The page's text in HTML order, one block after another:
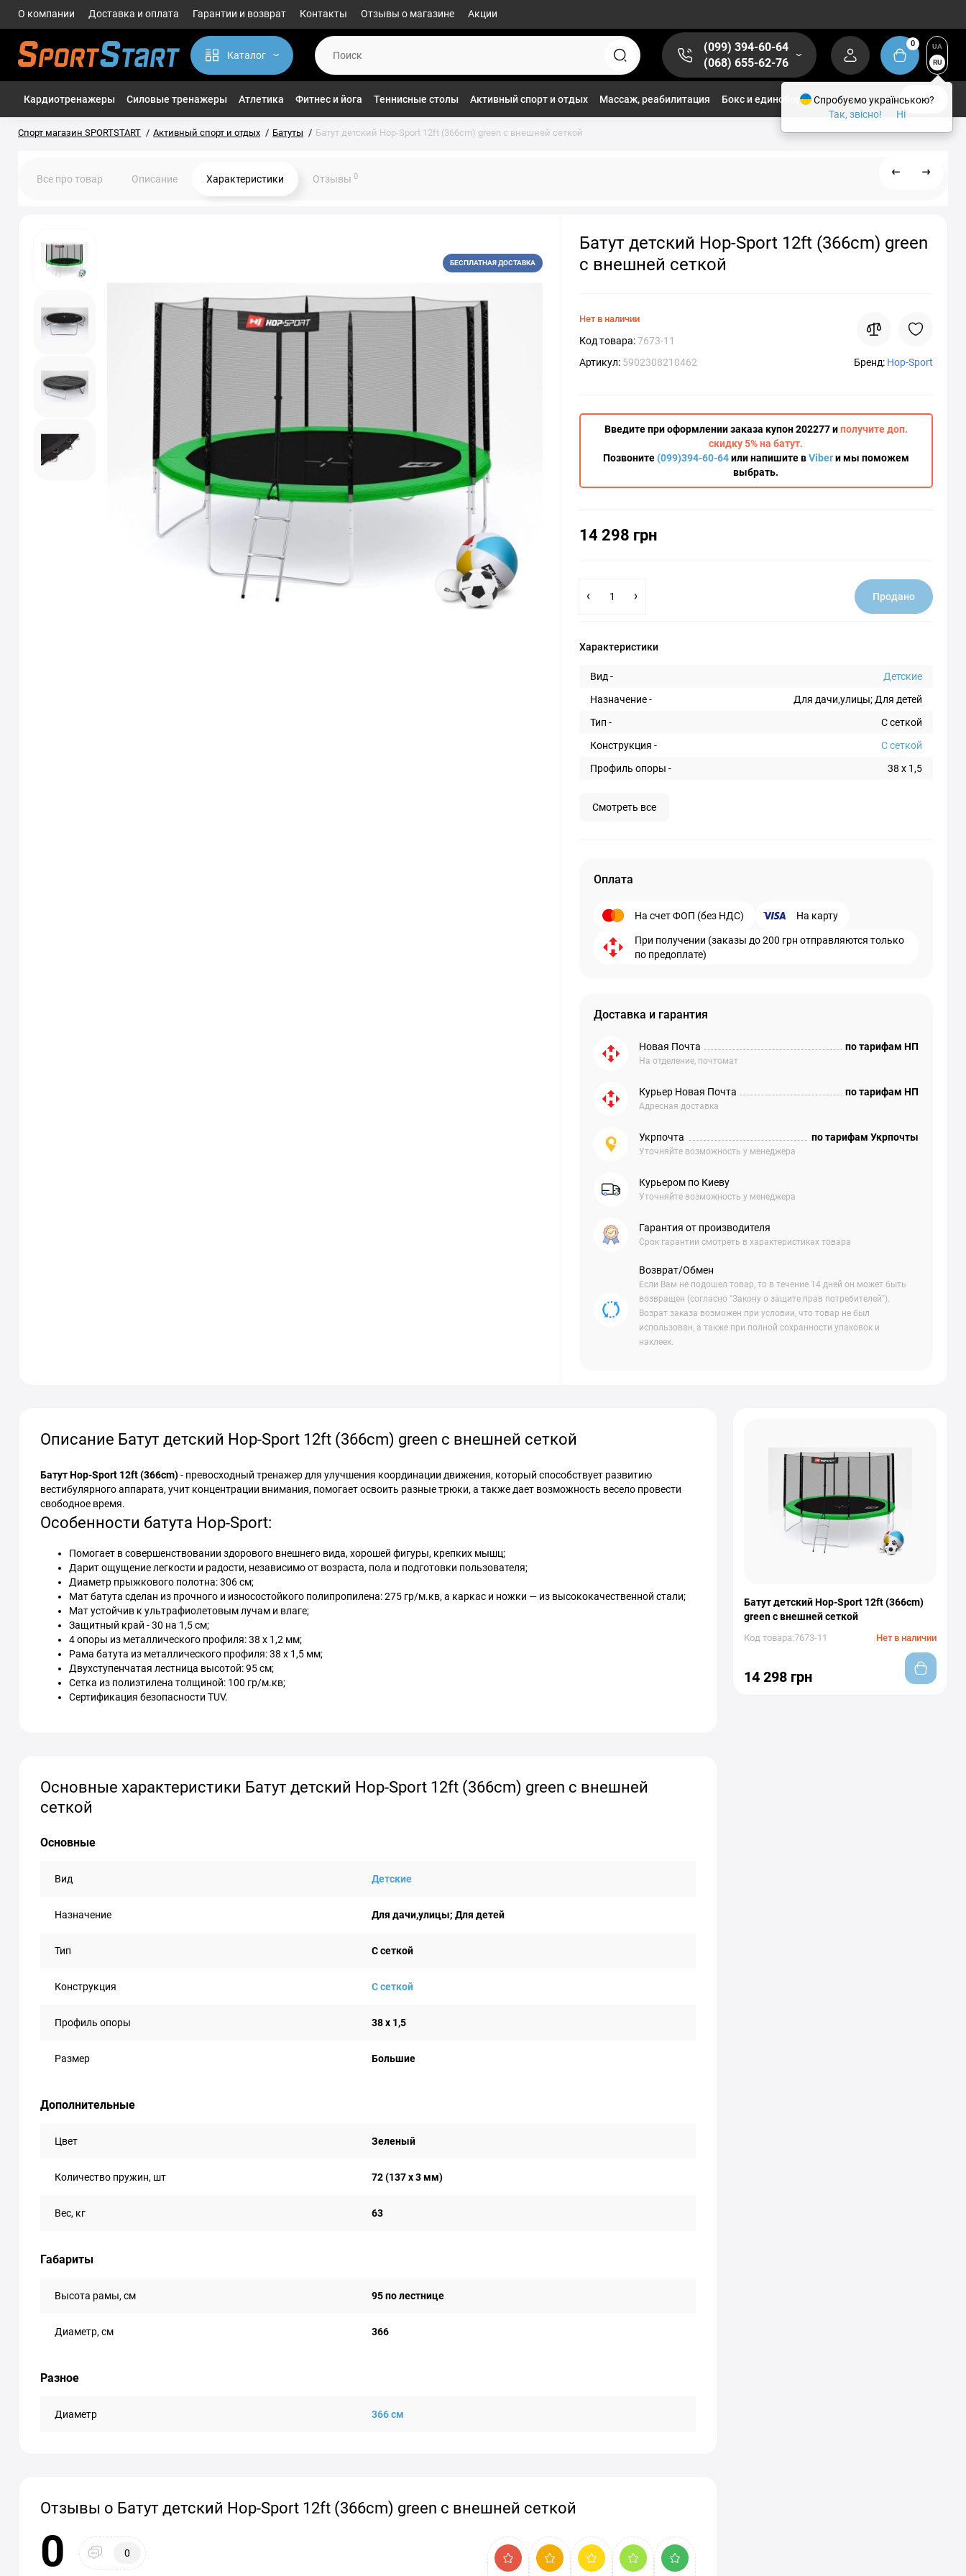
О компании Доставка и оплата Гарантии и возврат Контакты Отзывы о магазине Акции
Каталог
(099) 394-60-64
(068) 655-62-76
0
UA
RU
Кардиотренажеры Силовые тренажеры Атлетика Фитнес и йога Теннисные столы Активный спорт и отдых Массаж, реабилитация Бокс и единоборства 1/2
Спорт магазин SPORTSTART Активный спорт и отдых Батуты Батут детский Hop-Sport 12ft (366cm) green с внешней сеткой
Все про товар Описание Характеристики Отзывы 0
БЕСПЛАТНАЯ ДОСТАВКА
Батут детский Hop-Sport 12ft (366cm) green
с внешней сеткой
Нет в наличии
Код товара:7673-11
Артикул: 5902308210462 Бренд: Hop-Sport
Введите при оформлении заказа купон 202277 иполучите доп.
скидку 5% на батут.
Позвоните(099)394-60-64или напишите вViberи мы поможем
выбрать.
14 298 грн
Продано
Характеристики
Вид -
Детские
Назначение -
Для дачи,улицы; Для детей
Тип -
С сеткой
Конструкция -
С сеткой
Профиль опоры -
38 х 1,5
Смотреть все
Оплата
На счет ФОП (без НДС) На карту
При получении (заказы до 200 грн отправляются только
по предоплате)
Доставка и гарантия
Новая Почта
На отделение, почтомат
по тарифам НП
Курьер Новая Почта
Адресная доставка
по тарифам НП
Укрпочта
Уточняйте возможность у менеджера
по тарифам Укрпочты
Курьером по Киеву
Уточняйте возможность у менеджера
Гарантия от производителя
Срок гарантии смотреть в характеристиках товара
Возврат/Обмен
Если Вам не подошел товар, то в течение 14 дней он может быть
возвращен (согласно "Закону о защите прав потребителей").
Возрат заказа возможен при условии, что товар не был
использован, а также при полной сохранности упаковок и
наклеек.
Описание Батут детский Hop-Sport 12ft (366cm) green с внешней сеткой
Батут Hop-Sport 12ft (366cm)- превосходный тренажер для улучшения координации движения, который способствует развитию
вестибулярного аппарата, учит концентрации внимания, помогает освоить разные трюки, а также дает возможность весело провести
свободное время.
Особенности батута Hop-Sport:
Помогает в совершенствовании здорового внешнего вида, хорошей фигуры, крепких мышц;
Дарит ощущение легкости и радости, независимо от возраста, пола и подготовки пользователя;
Диаметр прыжкового полотна: 306 см;
Мат батута сделан из прочного и износостойкого полипропилена: 275 гр/м.кв, а каркас и ножки — из высококачественной стали;
Мат устойчив к ультрафиолетовым лучам и влаге;
Защитный край - 30 на 1,5 см;
4 опоры из металлического профиля: 38 х 1,2 мм;
Рама батута из металлического профиля: 38 х 1,5 мм;
Двухступенчатая лестница высотой: 95 см;
Сетка из полиэтилена толщиной: 100 гр/м.кв;
Сертификация безопасности TUV.
Основные характеристики Батут детский Hop-Sport 12ft (366cm) green с внешней
сеткой
Основные
Вид Детские
Назначение Для дачи,улицы; Для детей
Тип С сеткой
Конструкция С сеткой
Профиль опоры 38 х 1,5
Размер Большие
Дополнительные
Цвет Зеленый
Количество пружин, шт 72 (137 х 3 мм)
Вес, кг 63
Габариты
Высота рамы, см 95 по лестнице
Диаметр, см 366
Разное
Диаметр 366 см
Отзывы о Батут детский Hop-Sport 12ft (366cm) green с внешней сеткой
0 0
Батут детский Hop-Sport 12ft (366cm)
green с внешней сеткой
Код товара:7673-11 Нет в наличии
14 298 грн
Спробуємо українською?
Так, звісно!
Ні